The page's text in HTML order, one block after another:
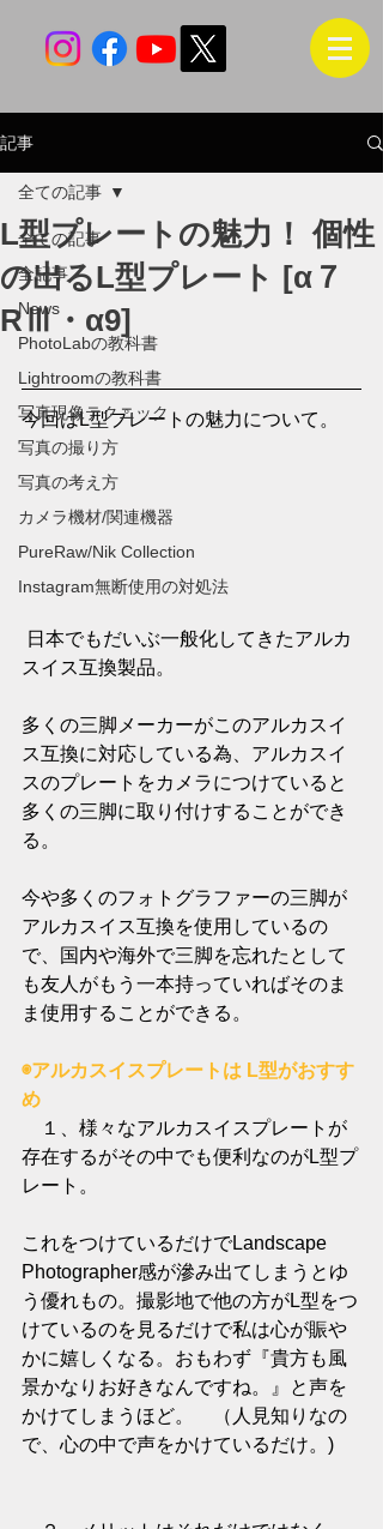
記事
全ての記事
全記事
News
PhotoLabの教科書
Lightroomの教科書
写真現像テクニック
写真の撮り方
写真の考え方
カメラ機材/関連機器
PureRaw/Nik Collection
Instagram無断使用の対処法
全ての記事
L型プレートの魅力！ 個性
の出るL型プレート [α７
RⅢ・α9]
今回はL型プレートの魅力について。
スイス互換製品。
多くの三脚メーカーがこのアルカスイ
ス互換に対応している為、アルカスイ
スのプレートをカメラにつけていると
多くの三脚に取り付けすることができ
る。
今や多くのフォトグラファーの三脚が
アルカスイス互換を使用しているの
で、国内や海外で三脚を忘れたとして
も友人がもう一本持っていればそのま
ま使用することができる。
◉アルカスイスプレートは L型がおすす
め
１、様々なアルカスイスプレートが
存在するがその中でも便利なのがL型プ
レート。
これをつけているだけでLandscape
Photographer感が滲み出てしまうとゆ
う優れもの。撮影地で他の方がL型をつ
けているのを見るだけで私は心が賑や
かに嬉しくなる。おもわず『貴方も風
景かなりお好きなんですね。』と声を
かけてしまうほど。　（人見知りなの
で、心の中で声をかけているだけ。)